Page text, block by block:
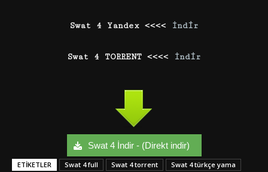
Swat 4 Yandex <<<< İndir
Swat 4 TORRENT <<<< İndir
Swat 4 İndir - (Direkt indir)
ETIKETLER Swat 4 full Swat 4 torrent Swat 4 türkçe yama